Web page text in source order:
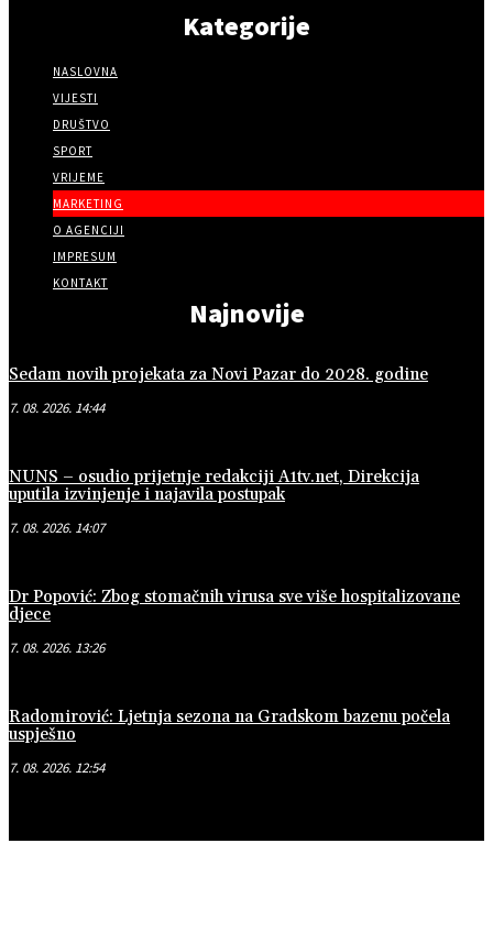
Kategorije
NASLOVNA
VIJESTI
DRUŠTVO
SPORT
VRIJEME
MARKETING
O AGENCIJI
IMPRESUM
KONTAKT
Najnovije
Sedam novih projekata za Novi Pazar do 2028. godine
7. 08. 2026. 14:44
NUNS – osudio prijetnje redakciji A1tv.net, Direkcija
uputila izvinjenje i najavila postupak
7. 08. 2026. 14:07
Dr Popović: Zbog stomačnih virusa sve više hospitalizovane
djece
7. 08. 2026. 13:26
Radomirović: Ljetnja sezona na Gradskom bazenu počela
uspješno
7. 08. 2026. 12:54